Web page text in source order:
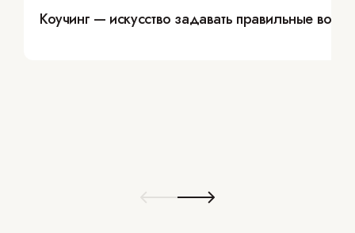
Коучинг — искусство задавать правильные